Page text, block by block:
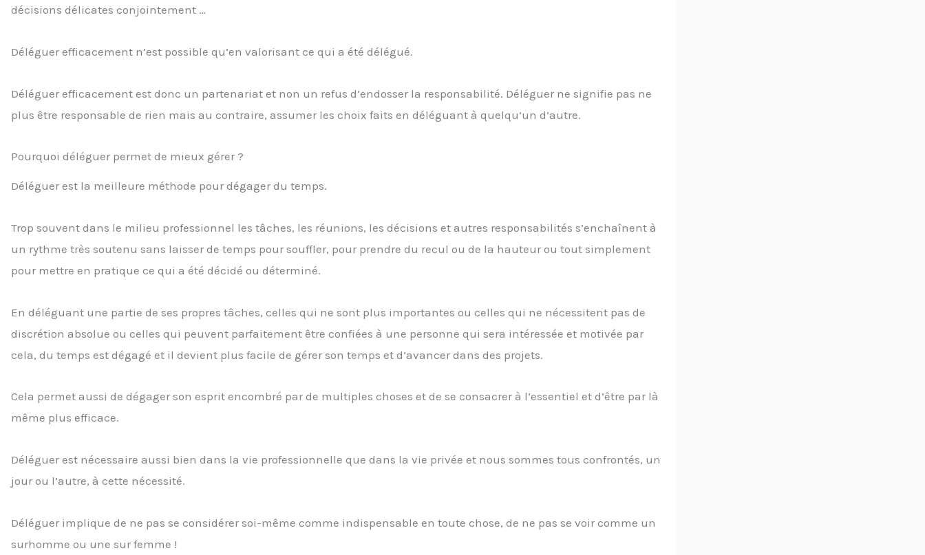
décisions délicates conjointement …
Déléguer efficacement n’est possible qu’en valorisant ce qui a été délégué.
Déléguer efficacement est donc un partenariat et non un refus d’endosser la responsabilité. Déléguer ne signifie pas ne
plus être responsable de rien mais au contraire, assumer les choix faits en déléguant à quelqu’un d’autre.
Pourquoi déléguer permet de mieux gérer ?
Déléguer est la meilleure méthode pour dégager du temps.
Trop souvent dans le milieu professionnel les tâches, les réunions, les décisions et autres responsabilités s’enchaînent à
un rythme très soutenu sans laisser de temps pour souffler, pour prendre du recul ou de la hauteur ou tout simplement
pour mettre en pratique ce qui a été décidé ou déterminé.
En déléguant une partie de ses propres tâches, celles qui ne sont plus importantes ou celles qui ne nécessitent pas de
discrétion absolue ou celles qui peuvent parfaitement être confiées à une personne qui sera intéressée et motivée par
cela, du temps est dégagé et il devient plus facile de gérer son temps et d’avancer dans des projets.
Cela permet aussi de dégager son esprit encombré par de multiples choses et de se consacrer à l’essentiel et d’être par là
même plus efficace.
Déléguer est nécessaire aussi bien dans la vie professionnelle que dans la vie privée et nous sommes tous confrontés, un
jour ou l’autre, à cette nécessité.
Déléguer implique de ne pas se considérer soi-même comme indispensable en toute chose, de ne pas se voir comme un
surhomme ou une sur femme !